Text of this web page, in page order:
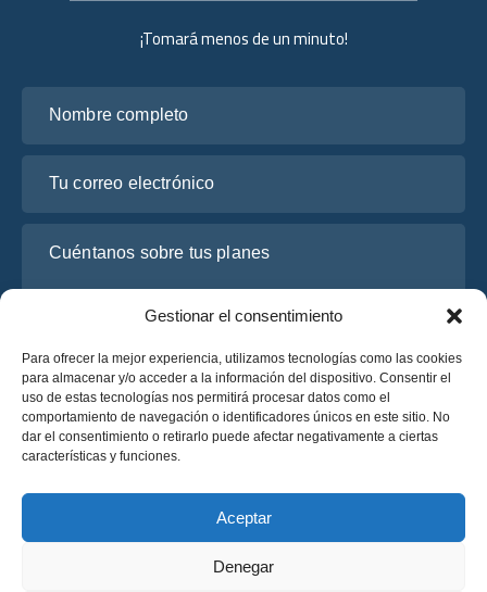
Gestionar el consentimiento
Para ofrecer la mejor experiencia, utilizamos tecnologías como las cookies
para almacenar y/o acceder a la información del dispositivo. Consentir el
uso de estas tecnologías nos permitirá procesar datos como el
comportamiento de navegación o identificadores únicos en este sitio. No
dar el consentimiento o retirarlo puede afectar negativamente a ciertas
características y funciones.
Aceptar
Denegar
¡Tomará menos de un minuto!
He leído y acepto la
Solicite un presupuesto
Solicite un presupuesto